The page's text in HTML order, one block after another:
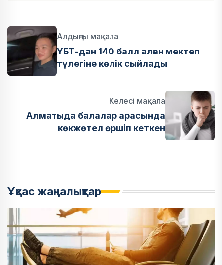
Алдыңғы мақала
ҰБТ-дан 140 балл алған мектеп
түлегіне көлік сыйлады
Келесі мақала
Алматыда балалар арасында
көкжөтел өршіп кеткен
Ұқсас жаңалықтар